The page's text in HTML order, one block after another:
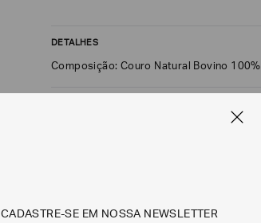
DETALHES
Composição: Couro Natural Bovino 100%
CADASTRE-SE EM NOSSA NEWSLETTER